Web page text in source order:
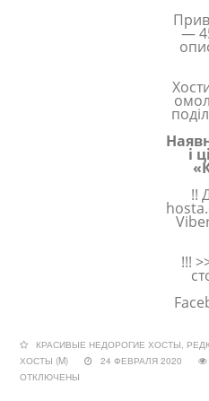
—
і
!!
!!!
КРАСИВЫЕ НЕДОРОГИЕ ХОСТЫ,
ХОСТЫ (M)
24 ФЕВРАЛЯ 2020
ОТКЛЮЧЕНЫ